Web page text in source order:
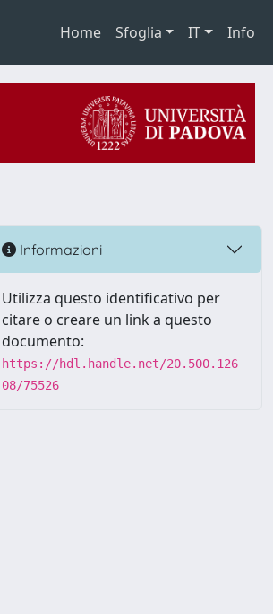
Home Sfoglia IT Info
Informazioni
Utilizza questo identificativo per
citare o creare un link a questo
documento:
https://hdl.handle.net/20.500.126
08/75526